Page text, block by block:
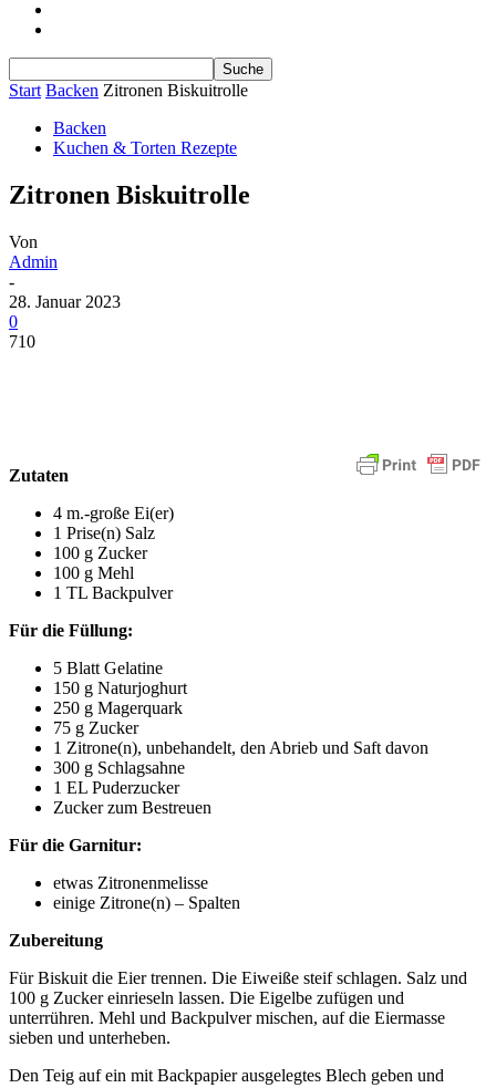
Start Backen Zitronen Biskuitrolle
Backen
Kuchen & Torten Rezepte
Zitronen Biskuitrolle
Von
Admin
-
28. Januar 2023
0
710
Zutaten
4 m.-große Ei(er)
1 Prise(n) Salz
100 g Zucker
100 g Mehl
1 TL Backpulver
Für die Füllung:
5 Blatt Gelatine
150 g Naturjoghurt
250 g Magerquark
75 g Zucker
1 Zitrone(n), unbehandelt, den Abrieb und Saft davon
300 g Schlagsahne
1 EL Puderzucker
Zucker zum Bestreuen
Für die Garnitur:
etwas Zitronenmelisse
einige Zitrone(n) – Spalten
Zubereitung
Für Biskuit die Eier trennen. Die Eiweiße steif schlagen. Salz und
100 g Zucker einrieseln lassen. Die Eigelbe zufügen und
unterrühren. Mehl und Backpulver mischen, auf die Eiermasse
sieben und unterheben.
Den Teig auf ein mit Backpapier ausgelegtes Blech geben und